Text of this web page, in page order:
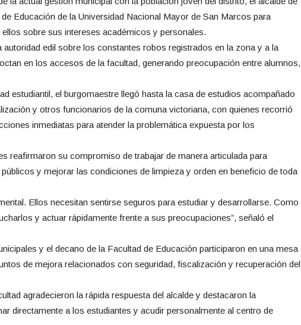
Educación de la Universidad Nacional Mayor de San Marcos para
sobre sus intereses académicos y personales.
edil sobre los constantes robos registrados en la zona y a la
en los accesos de la facultad, generando preocupación entre alumnos,
estudiantil, el burgomaestre llegó hasta la casa de estudios acompañado
y otros funcionarios de la comuna victoriana, con quienes recorrió
inmediatas para atender la problemática expuesta por los
reafirmaron su compromiso de trabajar de manera articulada para
y mejorar las condiciones de limpieza y orden en beneficio de toda
Ellos necesitan sentirse seguros para estudiar y desarrollarse. Como
y actuar rápidamente frente a sus preocupaciones”, señaló el
y el decano de la Facultad de Educación participaron en una mesa
de mejora relacionados con seguridad, fiscalización y recuperación del
agradecieron la rápida respuesta del alcalde y destacaron la
directamente a los estudiantes y acudir personalmente al centro de